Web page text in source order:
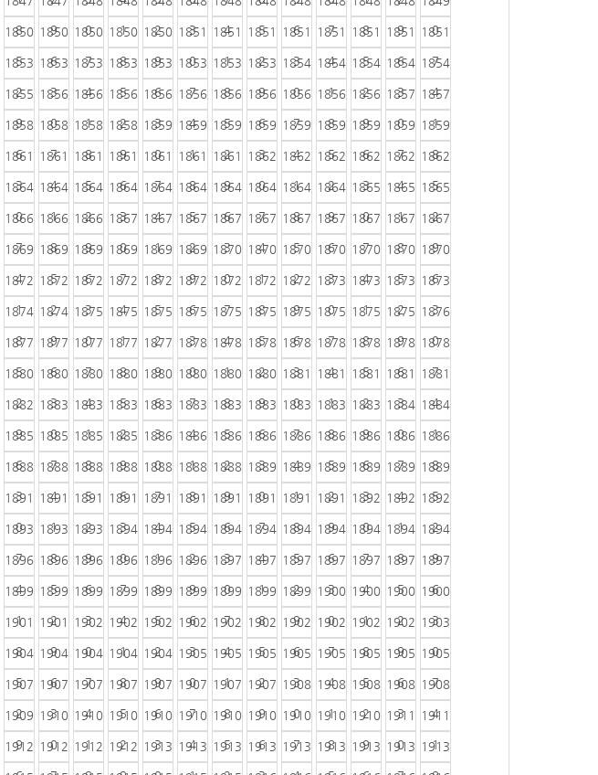
8 9 0 1 2 3 4 5 6 7 8 9 0
1850
5
1850
6
1850
7
1850
8
1850
9
1851
0
1851
1
1851
2
1851
3
1851
4
1851
5
1851
6
1851
7
1853
2
1853
3
1853
4
1853
5
1853
6
1853
7
1853
8
1853
9
1854
0
1854
1
1854
2
1854
3
1854
4
1855
9
1856
0
1856
1
1856
2
1856
3
1856
4
1856
5
1856
6
1856
7
1856
8
1856
9
1857
0
1857
1
1858
6
1858
7
1858
8
1858
9
1859
0
1859
1
1859
2
1859
3
1859
4
1859
5
1859
6
1859
7
1859
8
1861
3
1861
4
1861
5
1861
6
1861
7
1861
8
1861
9
1862
0
1862
1
1862
2
1862
3
1862
4
1862
5
1864
0
1864
1
1864
2
1864
3
1864
4
1864
5
1864
6
1864
7
1864
8
1864
9
1865
0
1865
1
1865
2
1866
7
1866
8
1866
9
1867
0
1867
1
1867
2
1867
3
1867
4
1867
5
1867
6
1867
7
1867
8
1867
9
1869
4
1869
5
1869
6
1869
7
1869
8
1869
9
1870
0
1870
1
1870
2
1870
3
1870
4
1870
5
1870
6
1872
1
1872
2
1872
3
1872
4
1872
5
1872
6
1872
7
1872
8
1872
9
1873
0
1873
1
1873
2
1873
3
1874
8
1874
9
1875
0
1875
1
1875
2
1875
3
1875
4
1875
5
1875
6
1875
7
1875
8
1875
9
1876
0
1877
5
1877
6
1877
7
1877
8
1877
9
1878
0
1878
1
1878
2
1878
3
1878
4
1878
5
1878
6
1878
7
1880
2
1880
3
1880
4
1880
5
1880
6
1880
7
1880
8
1880
9
1881
0
1881
1
1881
2
1881
3
1881
4
1882
9
1883
0
1883
1
1883
2
1883
3
1883
4
1883
5
1883
6
1883
7
1883
8
1883
9
1884
0
1884
1
1885
6
1885
7
1885
8
1885
9
1886
0
1886
1
1886
2
1886
3
1886
4
1886
5
1886
6
1886
7
1886
8
1888
3
1888
4
1888
5
1888
6
1888
7
1888
8
1888
9
1889
0
1889
1
1889
2
1889
3
1889
4
1889
5
1891
0
1891
1
1891
2
1891
3
1891
4
1891
5
1891
6
1891
7
1891
8
1891
9
1892
0
1892
1
1892
2
1893
7
1893
8
1893
9
1894
0
1894
1
1894
2
1894
3
1894
4
1894
5
1894
6
1894
7
1894
8
1894
9
1896
4
1896
5
1896
6
1896
7
1896
8
1896
9
1897
0
1897
1
1897
2
1897
3
1897
4
1897
5
1897
6
1899
1
1899
2
1899
3
1899
4
1899
5
1899
6
1899
7
1899
8
1899
9
1900
0
1900
1
1900
2
1900
3
1901
8
1901
9
1902
0
1902
1
1902
2
1902
3
1902
4
1902
5
1902
6
1902
7
1902
8
1902
9
1903
0
1904
5
1904
6
1904
7
1904
8
1904
9
1905
0
1905
1
1905
2
1905
3
1905
4
1905
5
1905
6
1905
7
1907
2
1907
3
1907
4
1907
5
1907
6
1907
7
1907
8
1907
9
1908
0
1908
1
1908
2
1908
3
1908
4
1909
9
1910
0
1910
1
1910
2
1910
3
1910
4
1910
5
1910
6
1910
7
1910
8
1910
9
1911
0
1911
1
1912 1912 1912 1912 1913 1913 1913 1913 1913 1913 1913 1913 1913